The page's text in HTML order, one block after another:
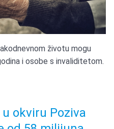
životu mogu
i osobe s invaliditetom.
okviru Poziva